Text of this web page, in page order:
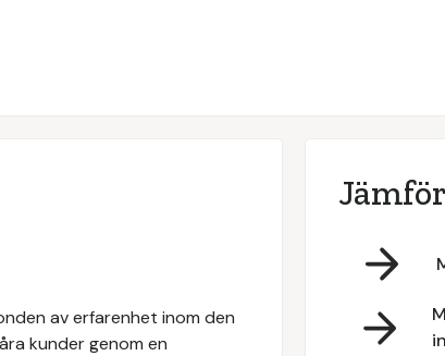
av erfarenhet inom den
kunder genom en